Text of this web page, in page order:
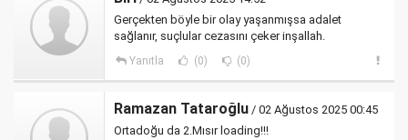
Gerçekten böyle bir olay yaşanmışsa adalet
sağlanır, suçlular cezasını çeker inşallah.
Yanıtla (0) (0)
Ramazan Tataroğlu / 02 Ağustos 2025 00:45
Ortadoğu da 2.Mısır loading!!!